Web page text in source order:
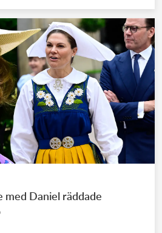
med Daniel räddade